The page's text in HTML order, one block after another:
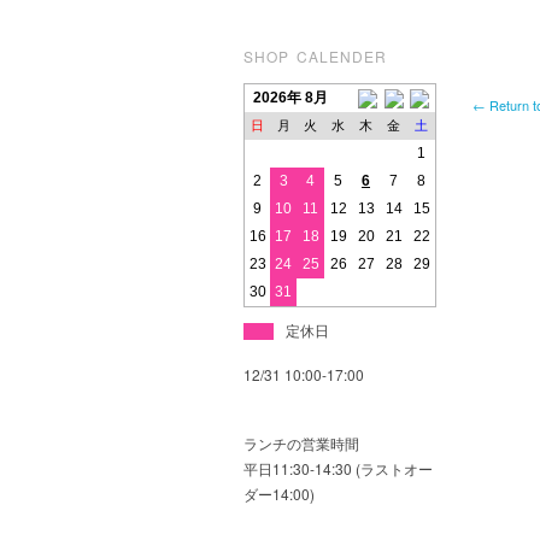
SHOP CALENDER
2026年 8月
日 月 火 水 木 金 土
1
2
3 4 5 6 7
8
9
10 11 12 13 14
15
16
17 18 19 20 21
22
23 24 25 26 27 28
29
30 31
定休日
12/31 10:00-17:00
ランチの営業時間
平日11:30-14:30 (ラストオー
ダー14:00)
← Return